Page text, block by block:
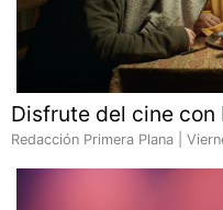
Disfrute del cine con
Redacción Primera Plana |